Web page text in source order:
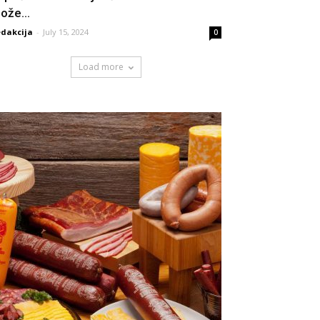
- July 15, 2024 0
Load more